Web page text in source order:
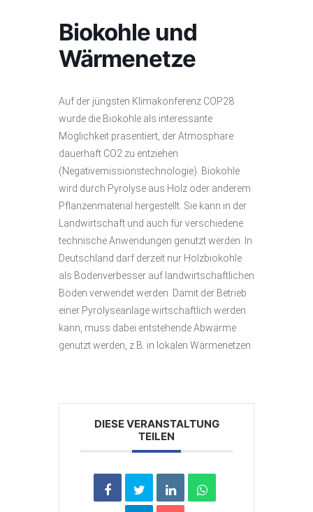
Biokohle und
Wärmenetze
Auf der jüngsten Klimakonferenz COP28
wurde die Biokohle als interessante
Möglichkeit präsentiert, der Atmosphäre
dauerhaft CO2 zu entziehen
(Negativemissionstechnologie). Biokohle
wird durch Pyrolyse aus Holz oder anderem
Pflanzenmaterial hergestellt. Sie kann in der
Landwirtschaft und auch für verschiedene
technische Anwendungen genutzt werden. In
Deutschland darf derzeit nur Holzbiokohle
als Bodenverbesser auf landwirtschaftlichen
Böden verwendet werden. Damit der Betrieb
einer Pyrolyseanlage wirtschaftlich werden
kann, muss dabei entstehende Abwärme
genutzt werden, z.B. in lokalen Wärmenetzen.
DIESE VERANSTALTUNG
TEILEN